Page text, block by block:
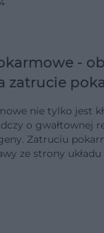
-
zatrucie
nie tylko jest
o gwałtownej
Zatruciu
ze strony układu